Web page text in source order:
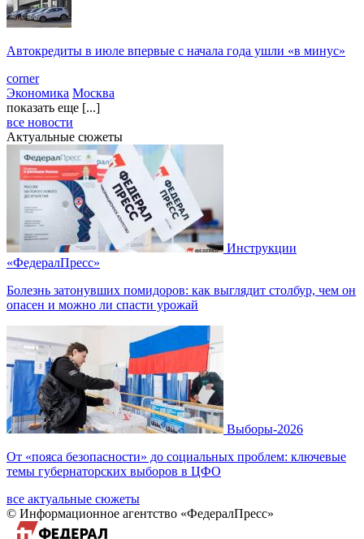
Автокредиты в июле впервые с начала года ушли «в минус»
corner
Экономика Москва
показать еще [...]
все новости
Актуальные сюжеты
Инструкции
«ФедералПресс»
Болезнь затонувших помидоров: как выглядит столбур, чем он
опасен и можно ли спасти урожай
Выборы-2026
От «пояса безопасности» до социальных проблем: ключевые
темы губернаторских выборов в ЦФО
все актуальные сюжеты
© Информационное агентство «ФедералПресс»